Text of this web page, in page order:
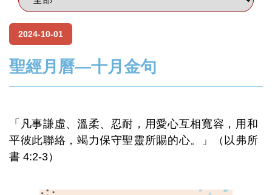
2024-10-01
聖經月曆—十月金句
「凡事謙虛、溫柔、忍耐，用愛心互相寬容，用和
平彼此聯絡，竭力保守聖靈所賜的心。」（以弗所
書 4:2-3）